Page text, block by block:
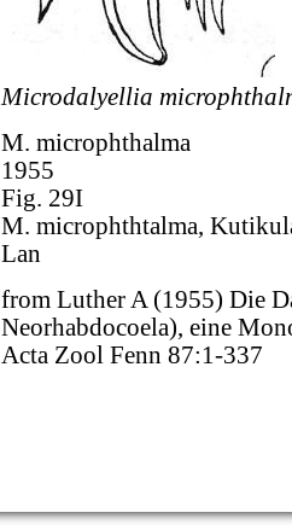
Microdalyellia
M. microphthalma
1955
Fig. 29I
M. microphthtalma,
Lan
from Luther A (1955) Die
Neorhabdocoela), eine
Acta Zool Fenn 87:1-337